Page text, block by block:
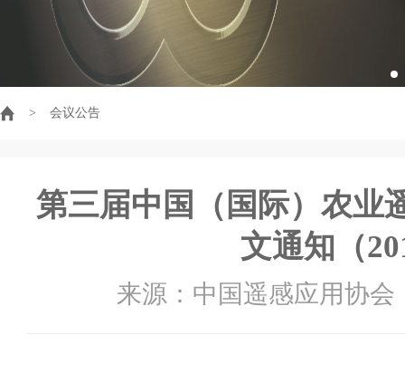
> 会议公告
第三届中国（国际）农业
文通知（
来源：中国遥感应用协